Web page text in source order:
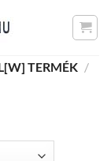
TERMÉK /